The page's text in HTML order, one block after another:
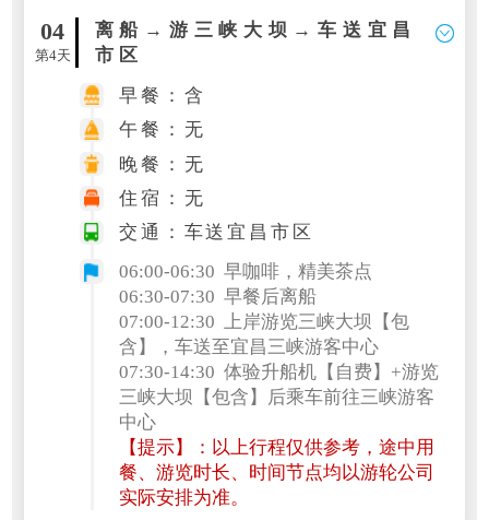
04
第4天
离船→游三峡大坝→车送宜昌
市区
早餐：含
午餐：无
晚餐：无
住宿：无
交通：车送宜昌市区
06:00-06:30 早咖啡，精美茶点
06:30-07:30 早餐后离船
07:00-12:30 上岸游览三峡大坝【包
含】，车送至宜昌三峡游客中心
07:30-14:30 体验升船机【自费】+游览
三峡大坝【包含】后乘车前往三峡游客
中心
【提示】： 以上行程仅供参考，途中用
餐、游览时长、时间节点均以游轮公司
实际安排为准。